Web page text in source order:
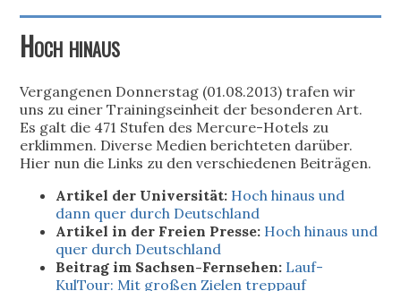
Hoch hinaus
Vergangenen Donnerstag (01.08.2013) trafen wir
uns zu einer Trainingseinheit der besonderen Art.
Es galt die 471 Stufen des Mercure-Hotels zu
erklimmen. Diverse Medien berichteten darüber.
Hier nun die Links zu den verschiedenen Beiträgen.
Artikel der Universität: Hoch hinaus und
dann quer durch Deutschland
Artikel in der Freien Presse: Hoch hinaus und
quer durch Deutschland
Beitrag im Sachsen-Fernsehen: Lauf-
KulTour: Mit großen Zielen treppauf